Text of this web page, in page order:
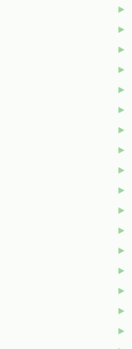
►
►
►
►
►
►
►
►
►
►
►
►
►
►
►
►
►